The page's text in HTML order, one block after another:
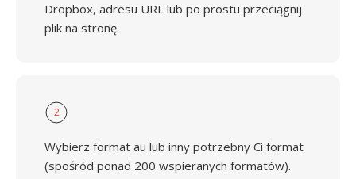
Dropbox, adresu URL lub po prostu przeciągnij
plik na stronę.
2
Wybierz format au lub inny potrzebny Ci format
(spośród ponad 200 wspieranych formatów).